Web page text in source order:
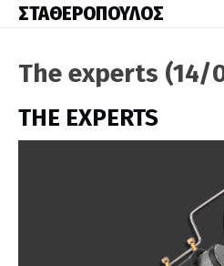
ΣΤΑΘΕΡΟΠΟΥΛΟΣ
The experts (14/
THE EXPERTS